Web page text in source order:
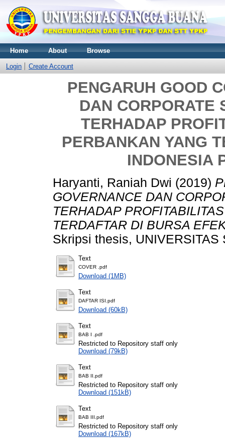
Home About Browse
Login Create Account
PENGARUH GOOD
DAN CORPORATE
TERHADAP
PERBANKAN YANG
INDONESIA
Haryanti, Raniah Dwi (2019)
GOVERNANCE DAN
TERHADAP
TERDAFTAR DI BURSA
Skripsi thesis, UNIVERSITAS
Text
COVER .pdf
Download (1MB)
Text
DAFTAR ISI.pdf
Download (60kB)
Text
BAB I .pdf
Restricted to Repository staff only
Download (79kB)
Text
BAB II.pdf
Restricted to Repository staff only
Download (151kB)
Text
BAB III.pdf
Restricted to Repository staff only
Download (167kB)